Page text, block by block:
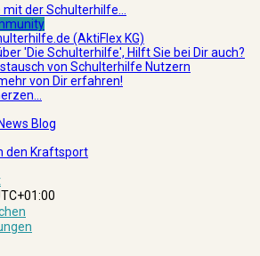
der Schulterhilfe...
(AktiFlex KG)
'Die Schulterhilfe', Hilft Sie bei Dir auch?
von Schulterhilfe Nutzern
von Dir erfahren!
Blog
den Kraftsport